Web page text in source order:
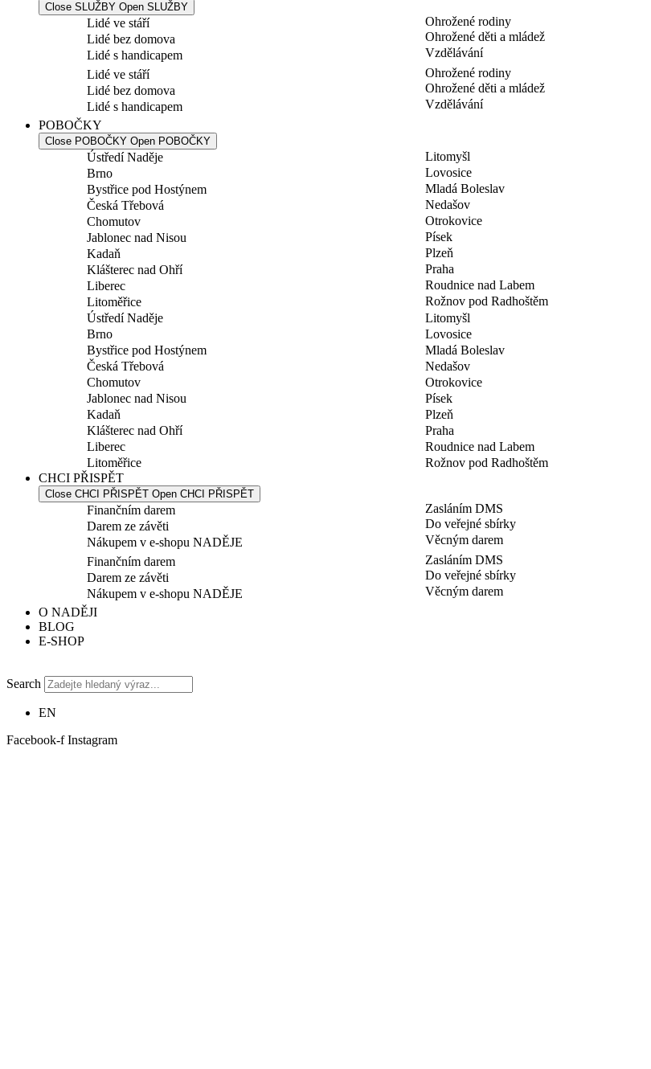
Close SLUŽBY Open SLUŽBY
Lidé ve stáří
Lidé bez domova
Lidé s handicapem
Ohrožené rodiny
Ohrožené děti a mládež
Vzdělávání
Lidé ve stáří
Lidé bez domova
Lidé s handicapem
Ohrožené rodiny
Ohrožené děti a mládež
Vzdělávání
POBOČKY
Close POBOČKY Open POBOČKY
Ústředí Naděje
Brno
Bystřice pod Hostýnem
Česká Třebová
Chomutov
Jablonec nad Nisou
Kadaň
Klášterec nad Ohří
Liberec
Litoměřice
Litomyšl
Lovosice
Mladá Boleslav
Nedašov
Otrokovice
Písek
Plzeň
Praha
Roudnice nad Labem
Rožnov pod Radhoštěm
Ústředí Naděje
Brno
Bystřice pod Hostýnem
Česká Třebová
Chomutov
Jablonec nad Nisou
Kadaň
Klášterec nad Ohří
Liberec
Litoměřice
Litomyšl
Lovosice
Mladá Boleslav
Nedašov
Otrokovice
Písek
Plzeň
Praha
Roudnice nad Labem
Rožnov pod Radhoštěm
CHCI PŘISPĚT
Close CHCI PŘISPĚT Open CHCI PŘISPĚT
Finančním darem
Darem ze závěti
Nákupem v e-shopu NADĚJE
Zasláním DMS
Do veřejné sbírky
Věcným darem
Finančním darem
Darem ze závěti
Nákupem v e-shopu NADĚJE
Zasláním DMS
Do veřejné sbírky
Věcným darem
O NADĚJI
BLOG
E-SHOP
Search
EN
Facebook-f Instagram